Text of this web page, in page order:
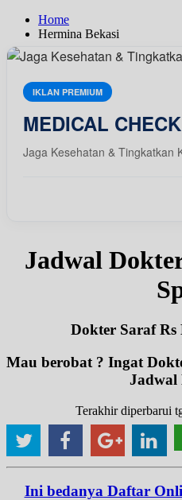
Home
Hermina Bekasi
IKLAN PREMIUM
MEDICAL
Jaga Kesehatan & Tingkatkan
Jadwal
Dokter Saraf Rs
Mau berobat ? Ingat
Jadwal
Terakhir diperbarui
Ini bedanya Daftar